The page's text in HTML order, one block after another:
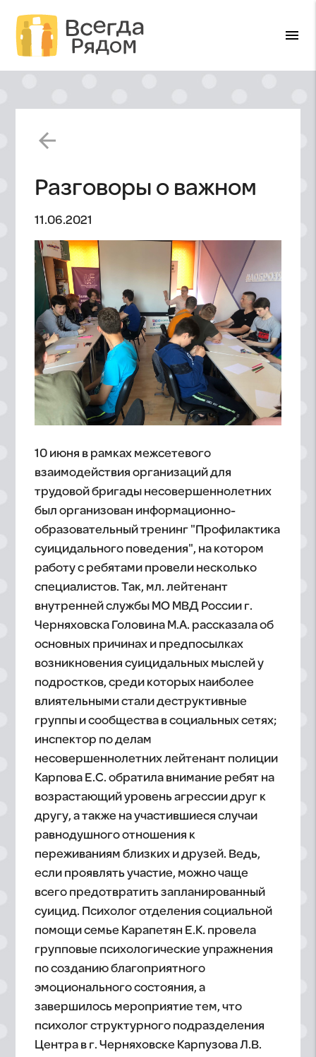
menu
arrow_back
Разговоры о важном
11.06.2021
10 июня в рамках межсетевого
взаимодействия организаций для
трудовой бригады несовершеннолетних
был организован информационно-
образовательный тренинг "Профилактика
суицидального поведения", на котором
работу с ребятами провели несколько
специалистов. Так, мл. лейтенант
внутренней службы МО МВД России г.
Черняховска Головина М.А. рассказала об
основных причинах и предпосылках
возникновения суицидальных мыслей у
подростков, среди которых наиболее
влиятельными стали деструктивные
группы и сообщества в социальных сетях;
инспектор по делам
несовершеннолетних лейтенант полиции
Карпова Е.С. обратила внимание ребят на
возрастающий уровень агрессии друг к
другу, а также на участившиеся случаи
равнодушного отношения к
переживаниям близких и друзей. Ведь,
если проявлять участие, можно чаще
всего предотвратить запланированный
суицид. Психолог отделения социальной
помощи семье Карапетян Е.К. провела
групповые психологические упражнения
по созданию благоприятного
эмоционального состояния, а
завершилось мероприятие тем, что
психолог структурного подразделения
Центра в г. Черняховске Карпузова Л.В.